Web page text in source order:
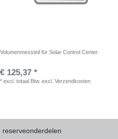
Volumenmessteil für Solar Control Center
€ 125,37 *
*excl. totaal Btw. excl.Verzendkosten
reserveonderdelen